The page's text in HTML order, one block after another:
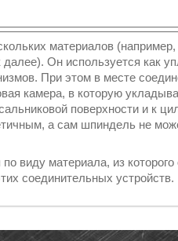
материалов (например,
Он используется как
При этом в месте
камера, в которую
поверхности и к
а сам шпиндель не
виду материала, из которого
соединительных устройств.